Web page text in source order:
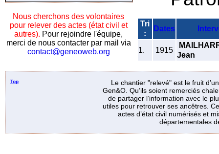
Nous cherchons des volontaires
pour relever des actes (état civil et
autres). Pour rejoindre l'équipe,
merci de nous contacter par mail via
contact@geneoweb.org
Tri
:
Dates
1. 1915
Jean
Top
Le chantier "relevé" est le fruit
Gen&O. Qu’ils soient remerciés
de partager l’information avec le
utiles pour retrouver ses ancêtres.
actes d’état civil numérisés et
départementales